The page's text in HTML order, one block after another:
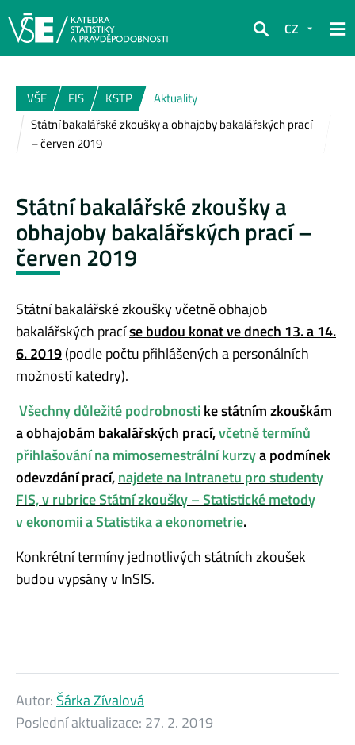
Hledat
CZ
VŠE FIS KSTP
Aktuality
Státní bakalářské zkoušky a obhajoby bakalářských prací
– červen 2019
Státní bakalářské zkoušky a
obhajoby bakalářských prací –
červen 2019
Státní bakalářské zkoušky včetně obhajob
bakalářských pracíse budou konat ve dnech 13. a 14.
6. 2019(podle počtu přihlášených a personálních
možností katedry).
Všechny důležité podrobnostike státním zkouškám
a obhajobám bakalářských prací,včetně termínů
přihlašování na mimosemestrální kurzya podmínek
odevzdání prací,najdete na Intranetu pro studenty
FIS, v rubrice Státní zkoušky – Statistické metody
v ekonomii a Statistika a ekonometrie.
Konkrétní termíny jednotlivých státních zkoušek
budou vypsány v InSIS.
Autor: Šárka Zívalová
Poslední aktualizace: 27. 2. 2019